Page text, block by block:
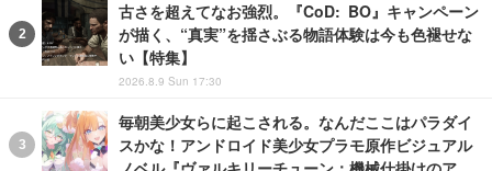
古さを超えてなお強烈。『CoD: BO』キャンペーン
が描く、“真実”を揺さぶる物語体験は今も色褪せな
い【特集】
2026.8.9 Sun 17:30
毎朝美少女らに起こされる。なんだここはパラダイ
スかな！アンドロイド美少女プラモ原作ビジュアル